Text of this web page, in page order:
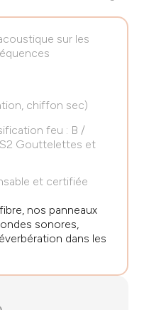
sur les
chiffon sec)
feu : B /
Gouttelettes et
et certifiée
nos panneaux
sonores,
dans les